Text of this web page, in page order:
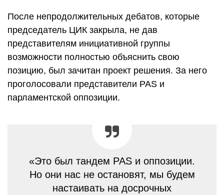
После непродолжительных дебатов, которые
председатель ЦИК закрыла, не дав
представителям инициативной группы
возможности полностью объяснить свою
позицию, был зачитан проект решения. За него
проголосовали представители PAS и
парламентской оппозиции.
«Это был тандем PAS и оппозиции.
Но они нас не остановят, мы будем
настаивать на досрочных